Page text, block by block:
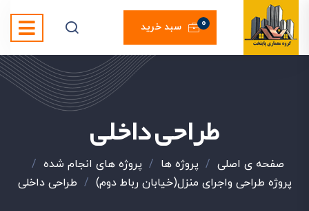
سبد خرید 0
طراحی داخلی
صفحه ی اصلی / پروژه ها / پروژه های انجام شده /
پروژه طراحی واجرای منزل(خیابان رباط دوم) / طراحی داخلی